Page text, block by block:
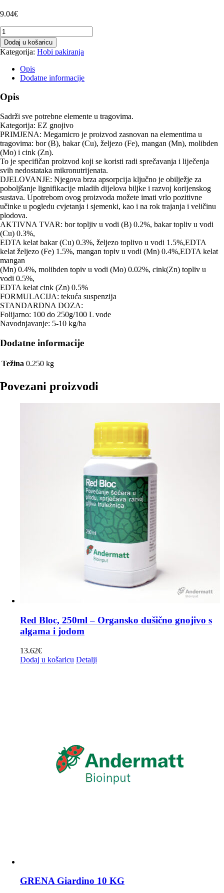
9.04€
Megamicro
250
mL
količina
Dodaj u košaricu
Kategorija: Hobi pakiranja
Opis
Dodatne informacije
Opis
Sadrži sve potrebne elemente u tragovima.
Kategorĳa: EZ gnojivo
PRIMJENA: Megamicro je proizvod zasnovan na elementima u
tragovima: bor (B), bakar (Cu), željezo (Fe), mangan (Mn), molibden
(Mo) i cink (Zn).
To je specifičan proizvod koji se koristi radi sprečavanja i lĳečenja
svih nedostataka mikronutrĳenata.
DJELOVANJE: Njegova brza apsorpcĳa ključno je obilježje za
poboljšanje lignifikacĳe mladih dĳelova biljke i razvoj korĳenskog
sustava. Upotrebom ovog proizvoda možete imati vrlo pozitivne
učinke u pogledu cvjetanja i sjemenki, kao i na rok trajanja i veličinu
plodova.
AKTIVNA TVAR: bor topljiv u vodi (B) 0.2%, bakar topliv u vodi
(Cu) 0.3%,
EDTA kelat bakar (Cu) 0.3%, željezo toplivo u vodi 1.5%,EDTA
kelat željezo (Fe) 1.5%, mangan topiv u vodi (Mn) 0.4%,EDTA kelat
mangan
(Mn) 0.4%, molibden topiv u vodi (Mo) 0.02%, cink(Zn) topliv u
vodi 0.5%,
EDTA kelat cink (Zn) 0.5%
FORMULACĲA: tekuća suspenzĳa
STANDARDNA DOZA:
Folĳarno: 100 do 250g/100 L vode
Navodnjavanje: 5-10 kg/ha
Dodatne informacije
Težina 0.250 kg
Povezani proizvodi
Red Bloc, 250ml – Organsko dušično gnojivo s
algama i jodom
13.62€
Dodaj u košaricu Detalji
GRENA Giardino 10 KG